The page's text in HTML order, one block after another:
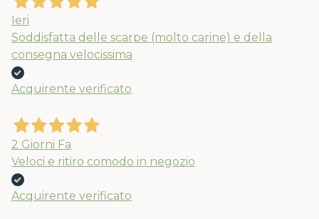
Ieri
Soddisfatta delle scarpe (molto carine) e della
consegna velocissima
Acquirente verificato
2 Giorni Fa
Veloci e ritiro comodo in negozio
Acquirente verificato